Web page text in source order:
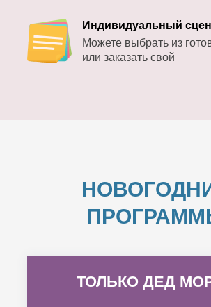
Индивидуальный
Можете выбрать из
или заказать свой
ТОЛЬКО ДЕД